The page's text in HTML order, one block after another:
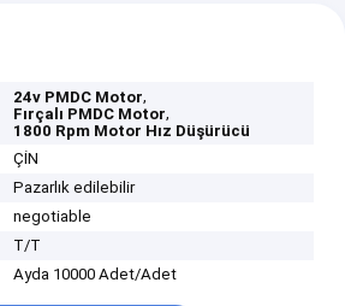
24v PMDC Motor,
Fırçalı PMDC Motor,
1800 Rpm Motor Hız Düşürücü
ÇİN
Pazarlık edilebilir
negotiable
T/T
Ayda 10000 Adet/Adet